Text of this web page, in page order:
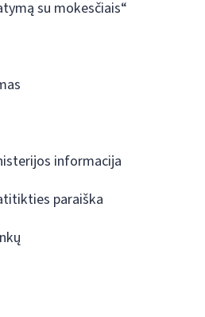
su mokesčiais“
informacija
paraiška